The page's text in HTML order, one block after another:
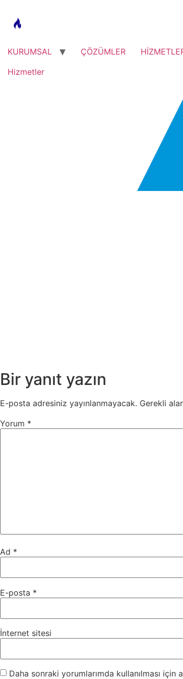
KURUMSAL ÇÖZÜMLER
Hizmetler
Bir yanıt yazın
E-posta adresiniz yayınlanmayacak. Gerekli
Yorum *
Ad *
E-posta *
İnternet sitesi
Daha sonraki yorumlarımda kullanılması